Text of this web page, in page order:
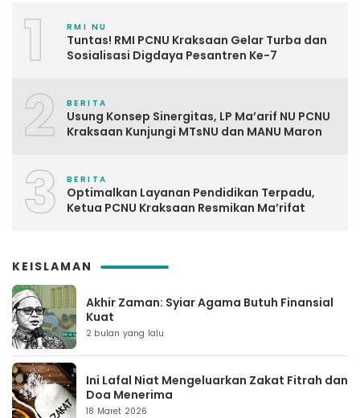
1 RMI NU
Tuntas! RMI PCNU Kraksaan Gelar Turba dan
Sosialisasi Digdaya Pesantren Ke-7
2 BERITA
Usung Konsep Sinergitas, LP Ma’arif NU PCNU
Kraksaan Kunjungi MTsNU dan MANU Maron
3 BERITA
Optimalkan Layanan Pendidikan Terpadu,
Ketua PCNU Kraksaan Resmikan Ma’rifat
KEISLAMAN
Akhir Zaman: Syiar Agama Butuh Finansial
Kuat
2 bulan yang lalu
Ini Lafal Niat Mengeluarkan Zakat Fitrah dan
Doa Menerima
18 Maret 2026